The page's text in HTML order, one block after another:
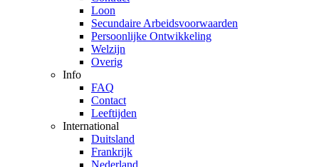
Loon
Secundaire Arbeidsvoorwaarden
Persoonlijke Ontwikkeling
Welzijn
Overig
Info
FAQ
Contact
Leeftijden
International
Duitsland
Frankrijk
Nederland